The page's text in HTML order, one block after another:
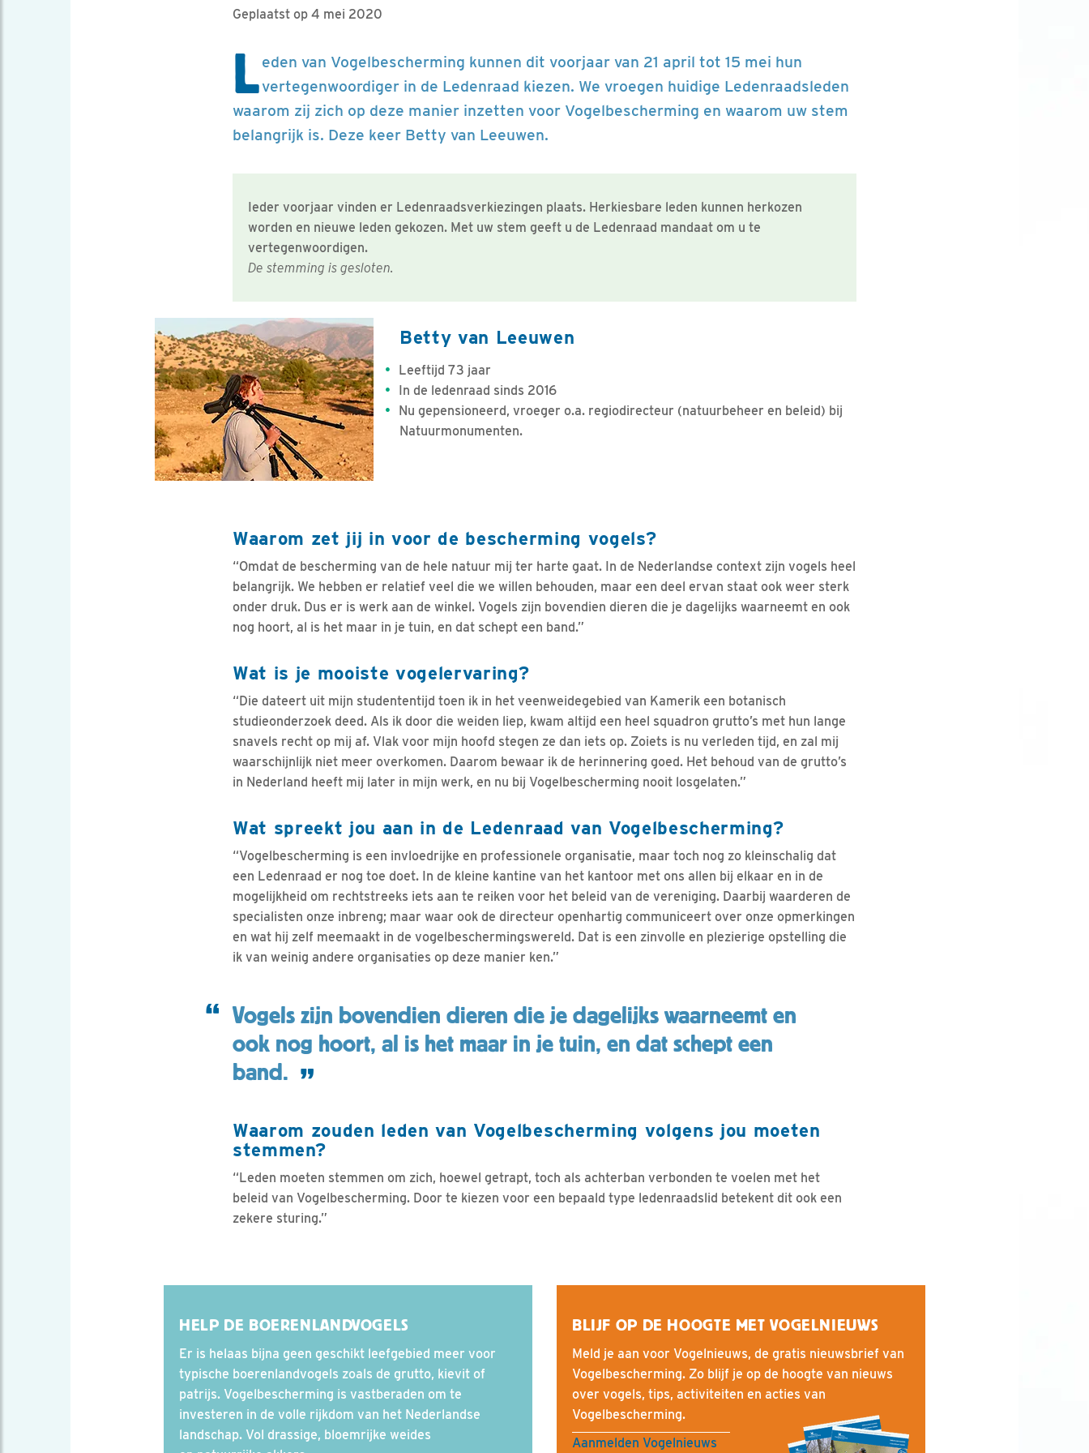
Geplaatst op 4 mei 2020
Leden van Vogelbescherming kunnen dit voorjaar van 21 april tot 15 mei hun
vertegenwoordiger in de Ledenraad kiezen. We vroegen huidige Ledenraadsleden
waarom zij zich op deze manier inzetten voor Vogelbescherming en waarom uw stem
belangrijk is. Deze keer Betty van Leeuwen.
Ieder voorjaar vinden er Ledenraadsverkiezingen plaats. Herkiesbare leden kunnen herkozen
worden en nieuwe leden gekozen. Met uw stem geeft u de Ledenraad mandaat om u te
vertegenwoordigen.
De stemming is gesloten.
Betty van Leeuwen
Leeftijd 73 jaar
In de ledenraad sinds 2016
Nu gepensioneerd, vroeger o.a. regiodirecteur (natuurbeheer en beleid) bij
Natuurmonumenten.
Waarom zet jij in voor de bescherming vogels?
“Omdat de bescherming van de hele natuur mij ter harte gaat. In de Nederlandse context zijn vogels heel
belangrijk. We hebben er relatief veel die we willen behouden, maar een deel ervan staat ook weer sterk
onder druk. Dus er is werk aan de winkel. Vogels zijn bovendien dieren die je dagelijks waarneemt en ook
nog hoort, al is het maar in je tuin, en dat schept een band.”
Wat is je mooiste vogelervaring?
“Die dateert uit mijn studententijd toen ik in het veenweidegebied van Kamerik een botanisch
studieonderzoek deed. Als ik door die weiden liep, kwam altijd een heel squadron grutto’s met hun lange
snavels recht op mij af. Vlak voor mijn hoofd stegen ze dan iets op. Zoiets is nu verleden tijd, en zal mij
waarschijnlijk niet meer overkomen. Daarom bewaar ik de herinnering goed. Het behoud van de grutto’s
in Nederland heeft mij later in mijn werk, en nu bij Vogelbescherming nooit losgelaten.”
Wat spreekt jou aan in de Ledenraad van Vogelbescherming?
“Vogelbescherming is een invloedrijke en professionele organisatie, maar toch nog zo kleinschalig dat
een Ledenraad er nog toe doet. In de kleine kantine van het kantoor met ons allen bij elkaar en in de
mogelijkheid om rechtstreeks iets aan te reiken voor het beleid van de vereniging. Daarbij waarderen de
specialisten onze inbreng; maar waar ook de directeur openhartig communiceert over onze opmerkingen
en wat hij zelf meemaakt in de vogelbeschermingswereld. Dat is een zinvolle en plezierige opstelling die
ik van weinig andere organisaties op deze manier ken.”
Vogels zijn bovendien dieren die je dagelijks waarneemt en
ook nog hoort, al is het maar in je tuin, en dat schept een
band.
Waarom zouden leden van Vogelbescherming volgens jou moeten
stemmen?
“Leden moeten stemmen om zich, hoewel getrapt, toch als achterban verbonden te voelen met het
beleid van Vogelbescherming. Door te kiezen voor een bepaald type ledenraadslid betekent dit ook een
zekere sturing.”
HELP DE BOERENLANDVOGELS
Er is helaas bijna geen geschikt leefgebied meer voor
typische boerenlandvogels zoals de grutto, kievit of
patrijs. Vogelbescherming is vastberaden om te
investeren in de volle rijkdom van het Nederlandse
landschap. Vol drassige, bloemrijke weides
BLIJF OP DE HOOGTE MET VOGELNIEUWS
Meld je aan voor Vogelnieuws, de gratis nieuwsbrief van
Vogelbescherming. Zo blijf je op de hoogte van nieuws
over vogels, tips, activiteiten en acties van
Vogelbescherming.
Aanmelden Vogelnieuws